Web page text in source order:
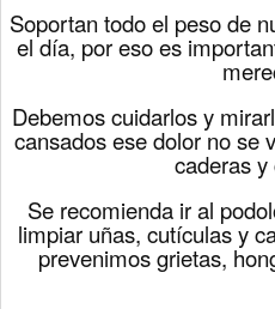
Soportan todo el peso de
el día, por eso es
Debemos cuidarlos y
cansados ese dolor no se
caderas
Se recomienda ir al
limpiar uñas, cutículas y
prevenimos grietas,